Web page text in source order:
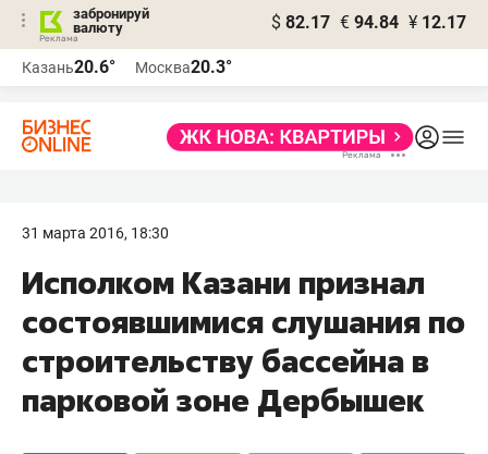
забронируй
валюту
$ 82.17 € 94.84 ¥ 12.17
Казань20.6° Москва20.3°
31 марта 2016, 18:30
​Исполком Казани признал
состоявшимися слушания по
строительству бассейна в
парковой зоне Дербышек